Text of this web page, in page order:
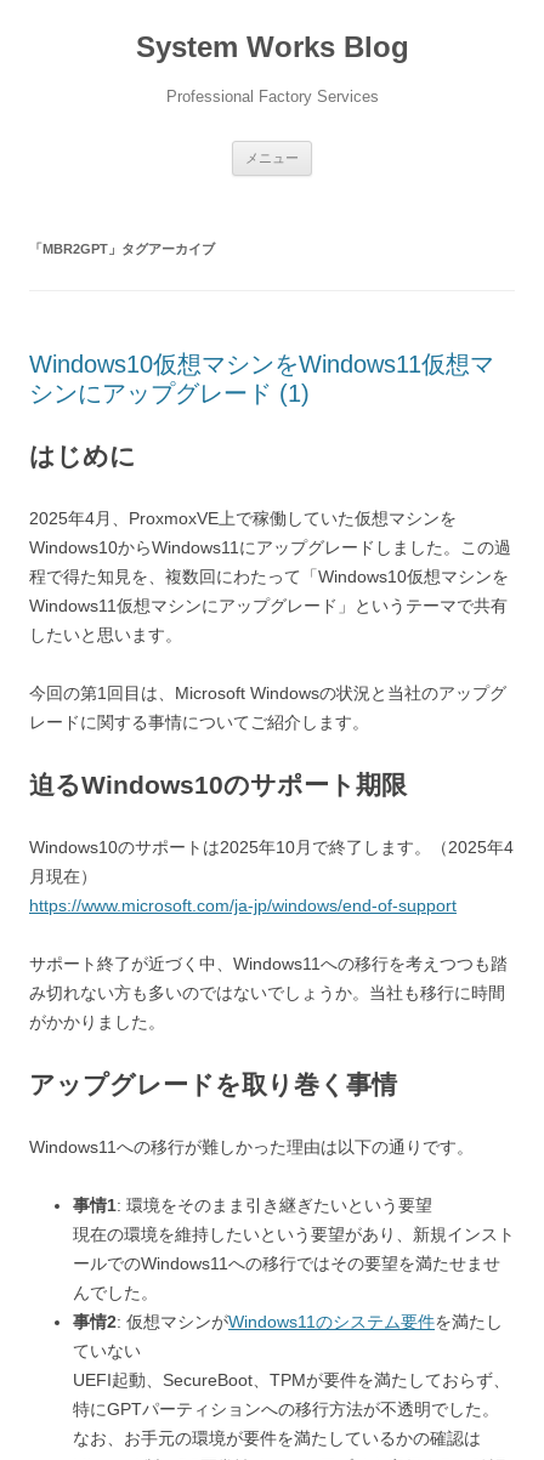
System Works Blog
Professional Factory Services
メニュー
「MBR2GPT 」タグアーカイブ
Windows10仮想マシンをWindows11仮想マ
シンにアップグレード (1)
はじめに
2025年4月、ProxmoxVE上で稼働していた仮想マシンを
Windows10からWindows11にアップグレードしました。この過
程で得た知見を、複数回にわたって「Windows10仮想マシンを
Windows11仮想マシンにアップグレード」というテーマで共有
したいと思います。
今回の第1回目は、Microsoft Windowsの状況と当社のアップグ
レードに関する事情についてご紹介します。
迫るWindows10のサポート期限
Windows10のサポートは2025年10月で終了します。（2025年4
月現在）
https://www.microsoft.com/ja-jp/windows/end-of-support
サポート終了が近づく中、Windows11への移行を考えつつも踏
み切れない方も多いのではないでしょうか。当社も移行に時間
がかかりました。
アップグレードを取り巻く事情
Windows11への移行が難しかった理由は以下の通りです。
事情1: 環境をそのまま引き継ぎたいという要望
現在の環境を維持したいという要望があり、新規インスト
ールでのWindows11への移行ではその要望を満たせませ
んでした。
事情2: 仮想マシンがWindows11のシステム要件を満たし
ていない
UEFI起動、SecureBoot、TPMが要件を満たしておらず、
特にGPTパーティションへの移行方法が不透明でした。
なお、お手元の環境が要件を満たしているかの確認は